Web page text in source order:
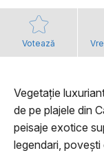
Votează
Vegetație
de pe plajele din
peisaje exotice
legendari,